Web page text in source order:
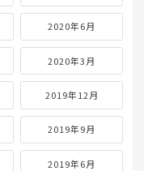
2020年6月
2020年3月
2019年12月
2019年9月
2019年6月